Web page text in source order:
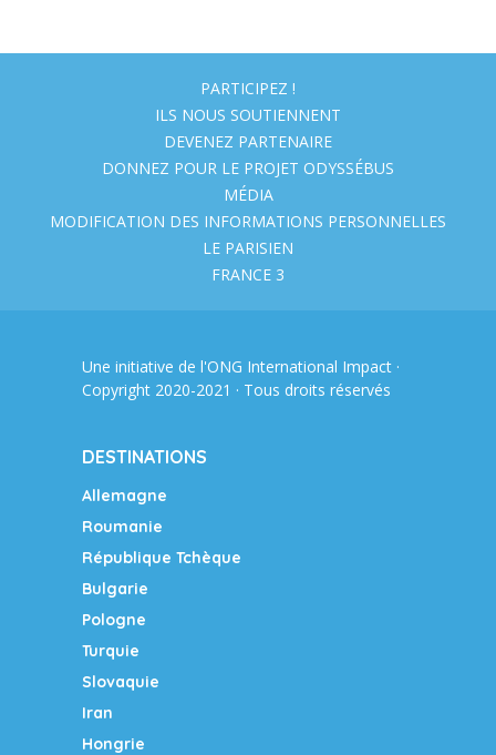
PARTICIPEZ !
ILS NOUS SOUTIENNENT
DEVENEZ PARTENAIRE
DONNEZ POUR LE PROJET ODYSSÉBUS
MÉDIA
MODIFICATION DES INFORMATIONS PERSONNELLES
LE PARISIEN
FRANCE 3
Une initiative de l'ONG International Impact ·
Copyright 2020-2021 · Tous droits réservés
DESTINATIONS
Allemagne
Roumanie
République Tchèque
Bulgarie
Pologne
Turquie
Slovaquie
Iran
Hongrie